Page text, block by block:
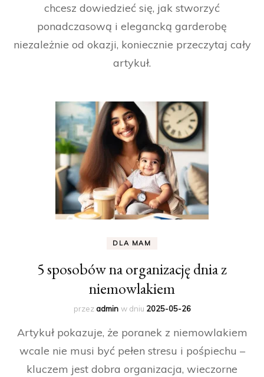
chcesz dowiedzieć się, jak stworzyć
ponadczasową i elegancką garderobę
niezależnie od okazji, koniecznie przeczytaj cały
artykuł.
DLA MAM
5 sposobów na organizację dnia z
niemowlakiem
przezadmin w dniu 2025-05-26
Artykuł pokazuje, że poranek z niemowlakiem
wcale nie musi być pełen stresu i pośpiechu –
kluczem jest dobra organizacja, wieczorne